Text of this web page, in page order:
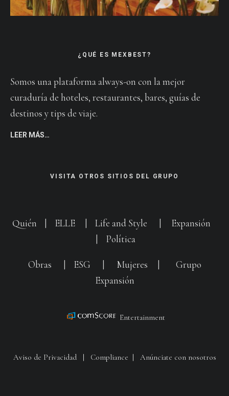
¿QUÉ ES MEXBEST?
Somos una plataforma always-on con la mejor
curaduría de hoteles, restaurantes, bares, guías de
destinos y tips de viaje.
LEER MÁS…
VISITA OTROS SITIOS DEL GRUPO
Quién ELLE Life and Style
Expansión
Política
Obras ESG Mujeres
Grupo
Expansión
Entertainment
Aviso de Privacidad| Compliance Anúnciate con nosotros